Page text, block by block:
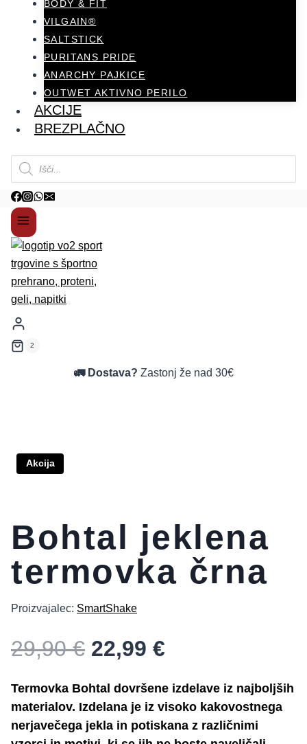
BODY & FIT
VILGAIN®
SALTSTICK
PURITANS PRIDE
ANARCHY PAJKICE
OUTWET AKTIVNO PERILO
AKCIJE
BREZPLAČNO
Products
search
2
🚛 Dostava? Zastonj že nad 30€
Akcija
Bohtal jeklena
termovka črna
Proizvajalec: SmartShake
29,90€ Izvirna
cena
je
bila:
29,90 €.
22,99 €
je:
22,99 €.
Termovka Bohtal dovršene izdelave iz najboljših
materialov. Izdelana je iz visoko kakovostnega
nerjavečega jekla in potiskana z različnimi